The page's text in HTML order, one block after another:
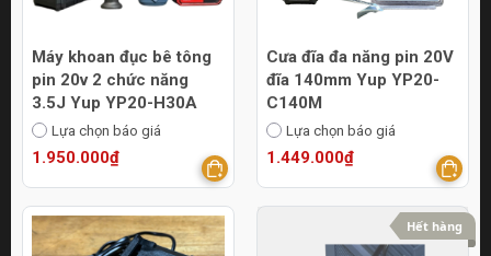
Máy khoan đục bê tông
pin 20v 2 chức năng
3.5J Yup YP20-H30A
Lựa chọn báo giá
1.950.000₫
Cưa đĩa đa năng pin 20V
đĩa 140mm Yup YP20-
C140M
Lựa chọn báo giá
1.449.000₫
Hết hàng